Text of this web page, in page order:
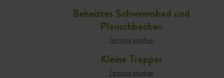
Beheiztes Schwimmbad und
Planschbecken
Termine ansehen
Kleine Trapper
Termine ansehen